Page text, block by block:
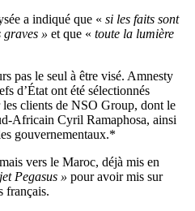
a indiqué que « si les faits sont
graves » et que « toute la lumière
pas le seul à être visé. Amnesty
d’État ont été sélectionnés
les clients de NSO Group, dont le
Africain Cyril Ramaphosa, ainsi
gouvernementaux.*
vers le Maroc, déjà mis en
Pegasus » pour avoir mis sur
français.